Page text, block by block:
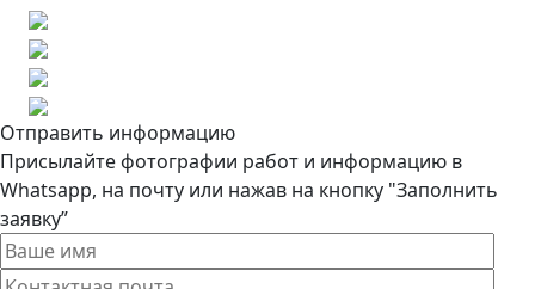
Отправить информацию
Присылайте фотографии работ и информацию в
Whatsapp, на почту или нажав на кнопку "Заполнить
заявку”